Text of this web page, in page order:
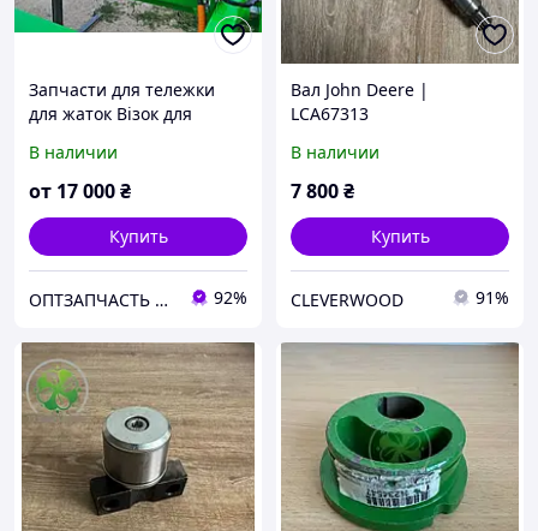
Запчасти для тележки
для жаток Візок для
Case,New Holland, JOHN
DEERE, CLAAS
В наличии
от 17 000₴
Купить
ОПТЗАПЧАСТЬ КИРОВОГРАД 92%
Вал John Deere |
LCA67313
В наличии
7 800₴
Купить
CLEVERWOOD 91%